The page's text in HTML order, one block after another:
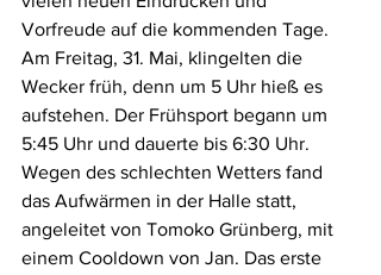
Vorfreude auf die kommenden Tage.
Am Freitag, 31. Mai, klingelten die
Wecker früh, denn um 5 Uhr hieß es
aufstehen. Der Frühsport begann um
5:45 Uhr und dauerte bis 6:30 Uhr.
Wegen des schlechten Wetters fand
das Aufwärmen in der Halle statt,
angeleitet von Tomoko Grünberg, mit
einem Cooldown von Jan. Das erste